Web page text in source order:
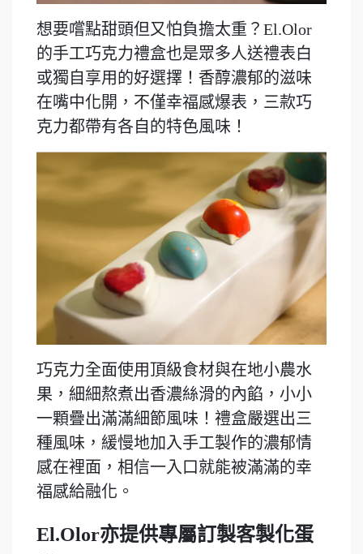
想要嚐點甜頭但又怕負擔太重？El.Olor
的手工巧克力禮盒也是眾多人送禮表白
或獨自享用的好選擇！香醇濃郁的滋味
在嘴中化開，不僅幸福感爆表，三款巧
克力都帶有各自的特色風味！
巧克力全面使用頂級食材與在地小農水
果，細細熬煮出香濃絲滑的內餡，小小
一顆疊出滿滿細節風味！禮盒嚴選出三
種風味，緩慢地加入手工製作的濃郁情
感在裡面，相信一入口就能被滿滿的幸
福感給融化。
El.Olor亦提供專屬訂製客製化蛋